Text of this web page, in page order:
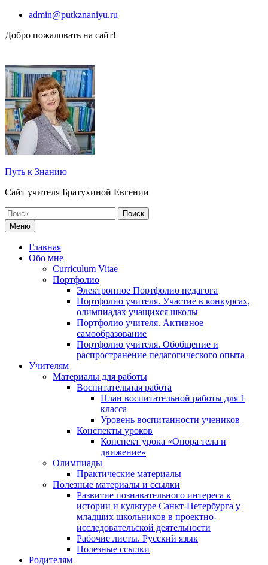
Перейти
содержимому
admin@putkznaniyu.ru
Добро пожаловать на сайт!
Путь к Знанию
Сайт учителя Братухиной Евгении
Поиск
по:Меню
Главная
Обо мне
Curriculum Vitae
Портфолио
Электронное Портфолио педагога
Портфолио учителя. Участие в конкурсах,
олимпиадах учащихся школы
Портфолио учителя. Активное
самообразование
Портфолио учителя. Обобщение и
распространение педагогического опыта
Учителям
Материалы для работы
Воспитательная работа
План воспитательной работы для 1
класса
Уровень воспитанности учеников
Конспекты уроков
Конспект урока «Опора тела и
движение»
Олимпиады
Практические материалы
Полезные материалы и ссылки
Развитие познавательного интереса к
истории и культуре Санкт-Петербурга у
младших школьников в проектно-
исследовательской деятельности
Рабочие листы. Русский язык
Полезные ссылки
Родителям